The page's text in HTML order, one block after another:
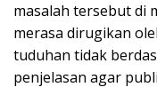
masalah tersebut di
merasa dirugikan
tuduhan tidak
penjelasan agar